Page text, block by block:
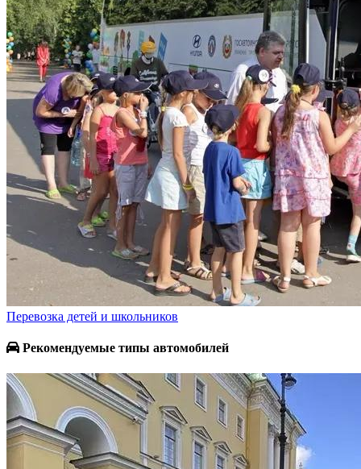
Перевозка детей и школьников
Рекомендуемые типы автомобилей